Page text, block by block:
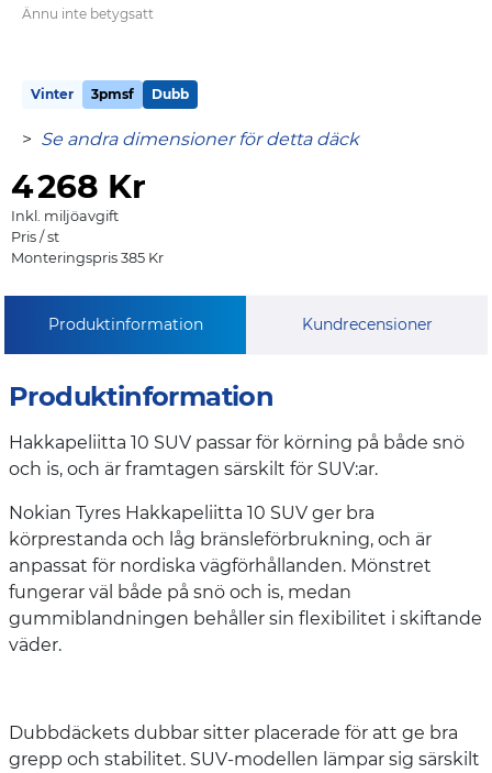
Ännu inte betygsatt
Vinter 3pmsf Dubb
> Se andra dimensioner för detta däck
4268 Kr
Inkl. miljöavgift
Pris / st
Monteringspris 385 Kr
Produktinformation Kundrecensioner
Produktinformation
Hakkapeliitta 10 SUV passar för körning på både snö
och is, och är framtagen särskilt för SUV:ar.
Nokian Tyres Hakkapeliitta 10 SUV ger bra
körprestanda och låg bränsleförbrukning, och är
anpassat för nordiska vägförhållanden. Mönstret
fungerar väl både på snö och is, medan
gummiblandningen behåller sin flexibilitet i skiftande
väder.
Dubbdäckets dubbar sitter placerade för att ge bra
grepp och stabilitet. SUV-modellen lämpar sig särskilt